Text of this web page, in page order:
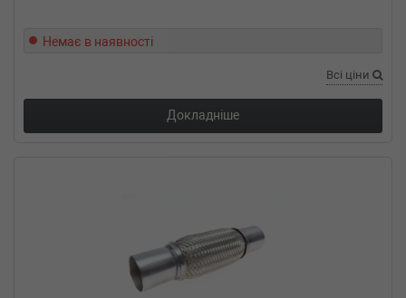
Немає в наявності
Всі ціни
Докладніше